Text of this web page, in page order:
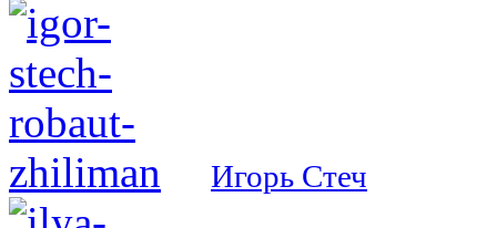
Игорь Стеч